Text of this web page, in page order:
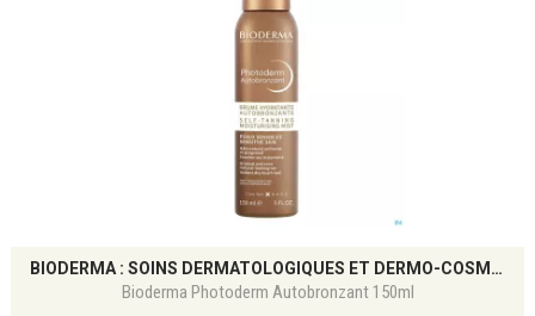
BIODERMA : SOINS DERMATOLOGIQUES ET DERMO-COSMÉTIQUES POUR TOUS LES TYPES DE PEAU
Bioderma Photoderm Autobronzant 150ml